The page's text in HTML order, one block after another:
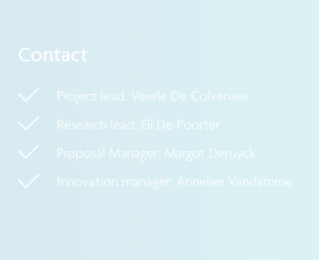
Contact
Project lead: Veerle De Colvenaer
Research lead: Eli De Poorter
Proposal Manager: Margot Deruyck
Innovation manager: Annelies Vandamme